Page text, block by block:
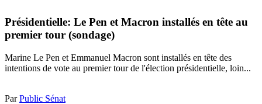
Présidentielle: Le Pen et Macron installés en tête au
premier tour (sondage)
Marine Le Pen et Emmanuel Macron sont installés en tête des
intentions de vote au premier tour de l'élection présidentielle, loin...
ParPublic Sénat